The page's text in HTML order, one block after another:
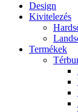
Design
Kivitelezés
Termékek